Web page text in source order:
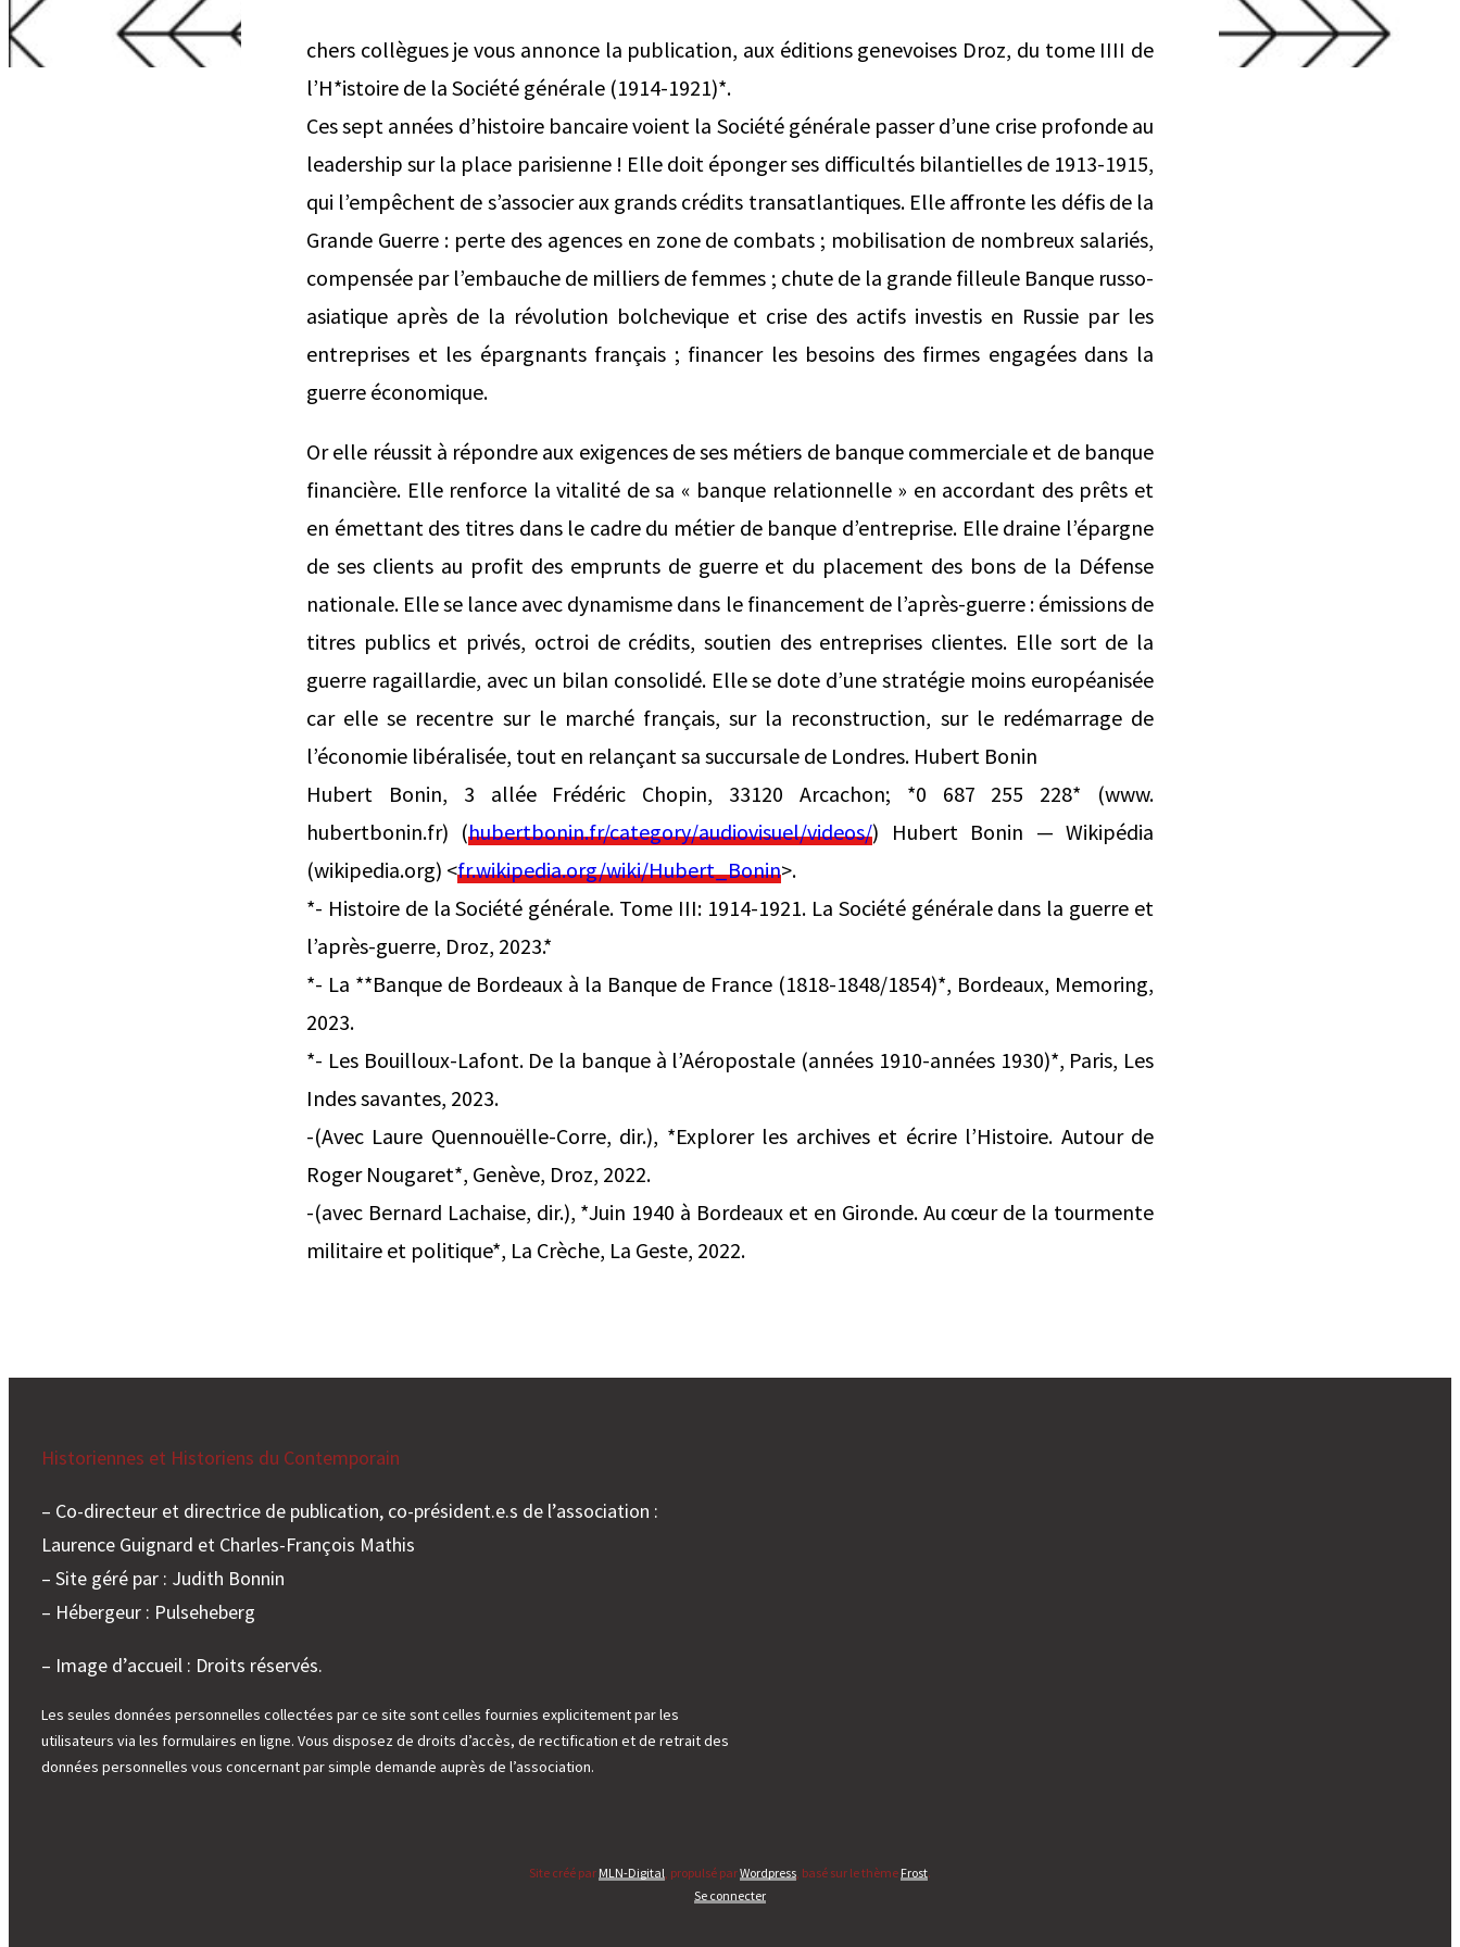
chers collègues je vous annonce la publication, aux éditions genevoises Droz, du tome IIII de
l’H*istoire de la Société générale (1914-1921)*.
Ces sept années d’histoire bancaire voient la Société générale passer d’une crise profonde au
leadership sur la place parisienne ! Elle doit éponger ses difficultés bilantielles de 1913-1915,
qui l’empêchent de s’associer aux grands crédits transatlantiques. Elle affronte les défis de la
Grande Guerre : perte des agences en zone de combats ; mobilisation de nombreux salariés,
compensée par l’embauche de milliers de femmes ; chute de la grande filleule Banque russo-
asiatique après de la révolution bolchevique et crise des actifs investis en Russie par les
entreprises et les épargnants français ; financer les besoins des firmes engagées dans la
guerre économique.
Or elle réussit à répondre aux exigences de ses métiers de banque commerciale et de banque
financière. Elle renforce la vitalité de sa « banque relationnelle » en accordant des prêts et
en émettant des titres dans le cadre du métier de banque d’entreprise. Elle draine l’épargne
de ses clients au profit des emprunts de guerre et du placement des bons de la Défense
nationale. Elle se lance avec dynamisme dans le financement de l’après-guerre : émissions de
titres publics et privés, octroi de crédits, soutien des entreprises clientes. Elle sort de la
guerre ragaillardie, avec un bilan consolidé. Elle se dote d’une stratégie moins européanisée
car elle se recentre sur le marché français, sur la reconstruction, sur le redémarrage de
l’économie libéralisée, tout en relançant sa succursale de Londres. Hubert Bonin
Hubert Bonin, 3 allée Frédéric Chopin, 33120 Arcachon; *0 687 255 228* (www.
hubertbonin.fr) (hubertbonin.fr/category/audiovisuel/videos/) Hubert Bonin — Wikipédia
(wikipedia.org) <fr.wikipedia.org/wiki/Hubert_Bonin>.
*- Histoire de la Société générale. Tome III: 1914-1921. La Société générale dans la guerre et
l’après-guerre, Droz, 2023.*
*- La **Banque de Bordeaux à la Banque de France (1818-1848/1854)*, Bordeaux, Memoring,
2023.
*- Les Bouilloux-Lafont. De la banque à l’Aéropostale (années 1910-années 1930)*, Paris, Les
Indes savantes, 2023.
-(Avec Laure Quennouëlle-Corre, dir.), *Explorer les archives et écrire l’Histoire. Autour de
Roger Nougaret*, Genève, Droz, 2022.
-(avec Bernard Lachaise, dir.), *Juin 1940 à Bordeaux et en Gironde. Au cœur de la tourmente
militaire et politique*, La Crèche, La Geste, 2022.
Historiennes et Historiens du Contemporain
– Co-directeur et directrice de publication, co-président.e.s de l’association :
Laurence Guignard et Charles-François Mathis
– Site géré par : Judith Bonnin
– Hébergeur : Pulseheberg
– Image d’accueil : Droits réservés.
Les seules données personnelles collectées par ce site sont celles fournies explicitement par les
utilisateurs via les formulaires en ligne. Vous disposez de droits d’accès, de rectification et de retrait des
données personnelles vous concernant par simple demande auprès de l’association.
Site créé par MLN-Digital, propulsé parWordpress, basé sur le thème Frost.
Se connecter